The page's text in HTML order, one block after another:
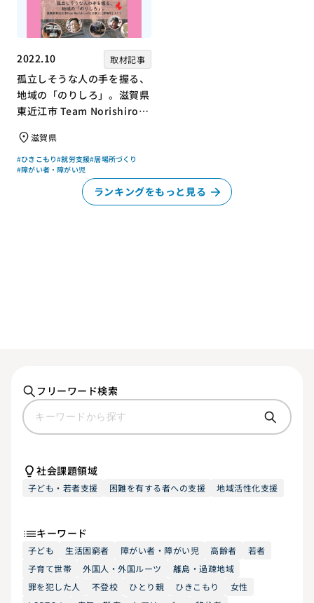
2022.10 取材記事
孤立しそうな人の手を握る、
地域の「のりしろ」。滋賀県
東近江市 Team Norishiroの
滋賀県
#ひきこもり#就労支援#居場所づくり
#障がい者・障がい児
ランキングをもっと見る
フリーワード検索
社会課題領域
子ども・若者支援 困難を有する者への支援 地域活性化支援
キーワード
子ども 生活困窮者 障がい者・障がい児 高齢者
若者
子育て世帯
外国人・外国ルーツ
離島・過疎地域
罪を犯した人
不登校 ひとり親 ひきこもり
女性